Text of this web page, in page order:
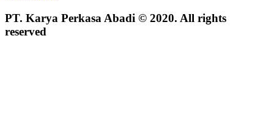
PT. Karya Perkasa Abadi © 2020. All rights
reserved